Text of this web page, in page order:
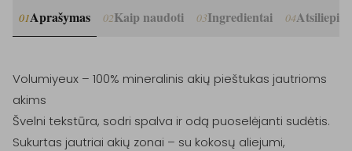
01Aprašymas 02Kaip naudoti 03Ingredientai 04
Volumiyeux – 100% mineralinis akių pieštukas jautrioms
akims
Švelni tekstūra, sodri spalva ir odą puoselėjanti sudėtis.
Sukurtas jautriai akių zonai – su kokosų aliejumi,